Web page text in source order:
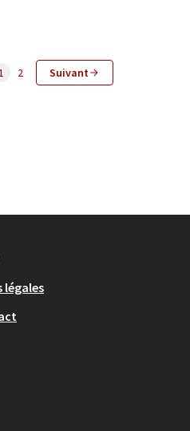
2 Suivant
légales